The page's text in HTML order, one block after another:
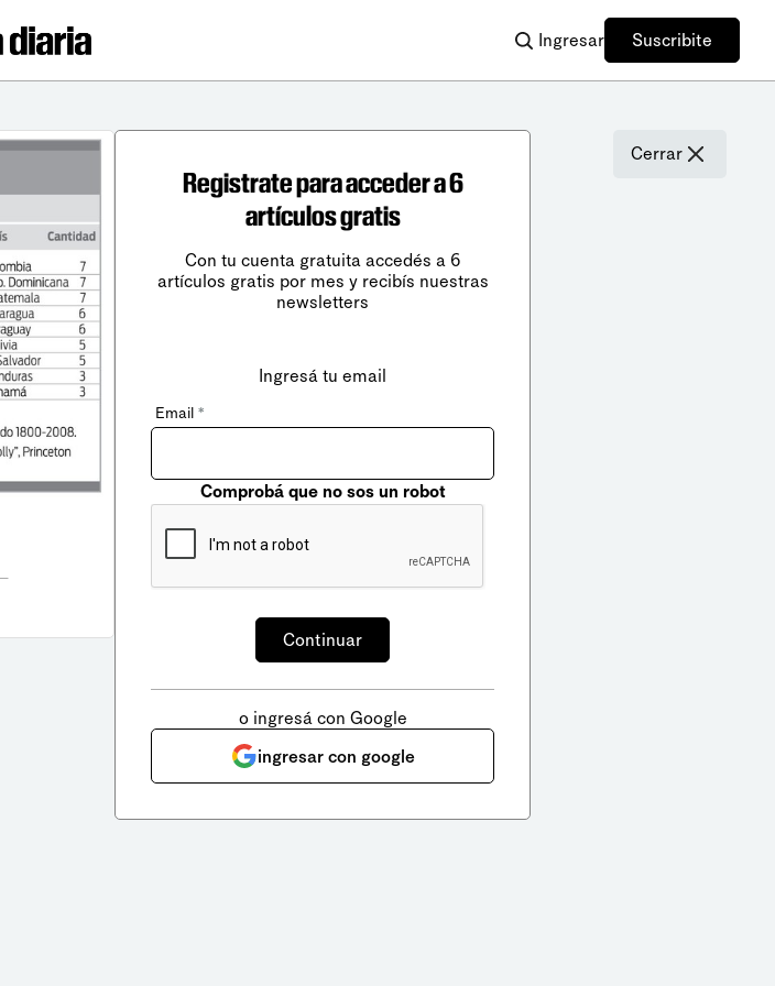
Ingresar Suscribite
Cerrar
Registrate para acceder a 6
artículos gratis
Con tu cuenta gratuita accedés a 6
artículos gratis por mes y recibís nuestras
newsletters
Ingresá tu email
Email *
Comprobá que no sos un robot
o ingresá con Google
ingresar con google